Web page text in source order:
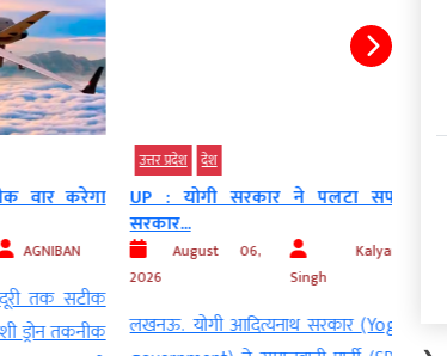
वार करेगा
AGNIBAN
तक सटीक
तकनीक
उत्तर प्रदेश देश
UP : योगी सरकार ने पलटा सपा
सरकार...
August 06,
2026
Kalyan
Singh
लखनऊ. योगी आदित्यनाथ सरकार (Yogi